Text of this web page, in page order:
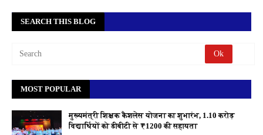
SEARCH THIS BLOG
MOST POPULAR
मुख्यमंत्री शिक्षक कैशलेस योजना का शुभारंभ, 1.10 करोड़
विद्यार्थियों को डीबीटी से ₹1200 की सहायता